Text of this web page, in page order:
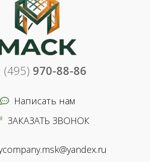
(495) 970-88-86
Написать нам
ЗАКАЗАТЬ ЗВОНОК